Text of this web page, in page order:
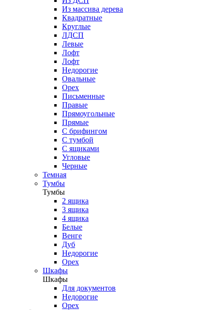
Из массива дерева
Квадратные
Круглые
ЛДСП
Левые
Лофт
Лофт
Недорогие
Овальные
Орех
Письменные
Правые
Прямоугольные
Прямые
С брифингом
С тумбой
С ящиками
Угловые
Черные
Темная
Тумбы
Тумбы
2 ящика
3 ящика
4 ящика
Белые
Венге
Дуб
Недорогие
Орех
Шкафы
Шкафы
Для документов
Недорогие
Орех